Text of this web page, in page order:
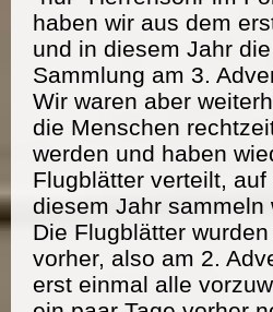
haben wir aus dem
und in diesem Jahr
Sammlung am 3.
Wir waren aber
die Menschen
werden und haben
Flugblätter verteilt, auf
diesem Jahr sammeln
Die Flugblätter
vorher, also am 2.
erst einmal alle